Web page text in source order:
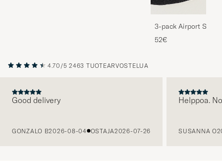
3-pack Airport
Melange
52€
4.70/5 2463 TUOTEARVOSTELUA
Good delivery
GONZALO B2026-08-04 OSTAJA2026-07-26
Helppoa.
SUSANNA O